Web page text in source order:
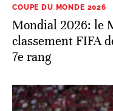
COUPE DU MONDE 2026
Mondial 2026: le
classement FIFA
7e rang